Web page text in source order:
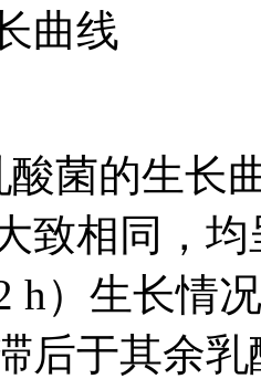
曲线
酸菌的生长
致相同，
h）生长情
后于其余